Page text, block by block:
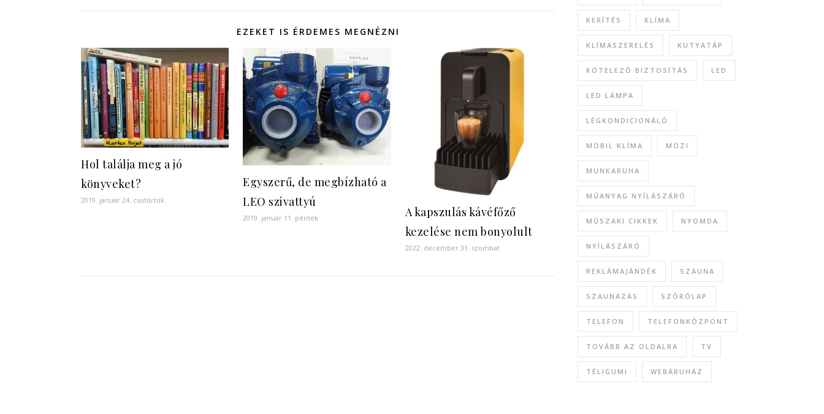
EZEKET IS ÉRDEMES MEGNÉZNI
Hol találja meg a jó
könyveket?
2019. január 24. csütörtök
Egyszerű, de megbízható a
LEO szivattyú
2019. január 11. péntek
A kapszulás kávéfőző
kezelése nem bonyolult
2022. december 31. szombat
KERÍTÉS KLÍMA
KLÍMASZERELÉS KUTYATÁP
KÖTELEZŐ BIZTOSÍTÁS LED
LED LÁMPA
LÉGKONDICIONÁLÓ
MOBIL KLÍMA MOZI
MUNKARUHA
MŰANYAG NYÍLÁSZÁRÓ
MŰSZAKI CIKKEK NYOMDA
NYÍLÁSZÁRÓ
REKLÁMAJÁNDÉK SZAUNA
SZAUNÁZÁS SZÓRÓLAP
TELEFON TELEFONKÖZPONT
TOVÁBB AZ OLDALRA TV
TÉLIGUMI WEBÁRUHÁZ